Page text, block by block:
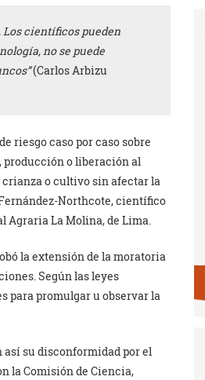
científicos pueden
no se puede
(Carlos Arbizu
riesgo caso por caso sobre
producción o liberación al
o cultivo sin afectar la
Northcote, científico
Agraria La Molina, de Lima.
la extensión de la moratoria
Según las leyes
para promulgar u observar la
así su disconformidad por el
la Comisión de Ciencia,